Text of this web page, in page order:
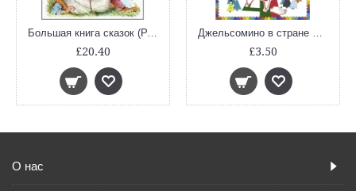
£20.40 £3.50
О нас